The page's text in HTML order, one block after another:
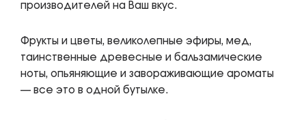
производителей на Ваш вкус.
Фрукты и цветы, великолепные эфиры, мед,
таинственные древесные и бальзамические
ноты, опьяняющие и завораживающие ароматы
— все это в одной бутылке.